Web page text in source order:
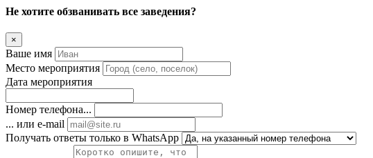
Не хотите обзванивать все заведения?
×
Ваше имя
Место мероприятия
Дата мероприятия
Номер телефона...
... или e-mail
Получать ответы только в WhatsApp